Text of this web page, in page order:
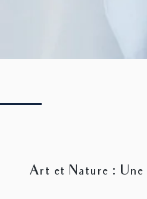
Art et Nature : Une